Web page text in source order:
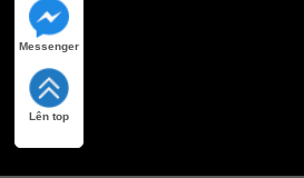
Messenger
Lên top